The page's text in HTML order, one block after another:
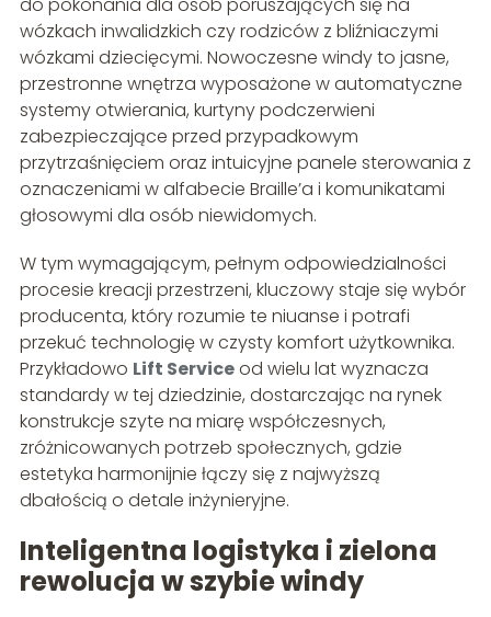
wózkach inwalidzkich czy rodziców z bliźniaczymi
wózkami dziecięcymi. Nowoczesne windy to jasne,
przestronne wnętrza wyposażone w automatyczne
systemy otwierania, kurtyny podczerwieni
zabezpieczające przed przypadkowym
przytrzaśnięciem oraz intuicyjne panele sterowania z
oznaczeniami w alfabecie Braille’a i komunikatami
głosowymi dla osób niewidomych.
W tym wymagającym, pełnym odpowiedzialności
procesie kreacji przestrzeni, kluczowy staje się wybór
producenta, który rozumie te niuanse i potrafi
przekuć technologię w czysty komfort użytkownika.
Przykładowo Lift Serviceod wielu lat wyznacza
standardy w tej dziedzinie, dostarczając na rynek
konstrukcje szyte na miarę współczesnych,
zróżnicowanych potrzeb społecznych, gdzie
estetyka harmonijnie łączy się z najwyższą
dbałością o detale inżynieryjne.
Inteligentna logistyka i zielona
rewolucja w szybie windy